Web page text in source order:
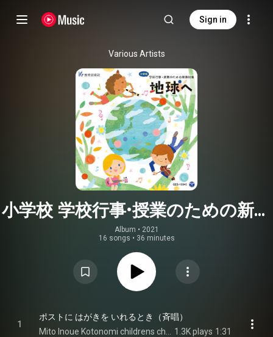
Sign in
Various Artists
小学校 学校行事・授業のための新教
材集｢地球へ｣
Album • 2021
16 songs • 36 minutes
1
ポストに はがきを いれるとき（斉唱）
1.3K plays 1:31